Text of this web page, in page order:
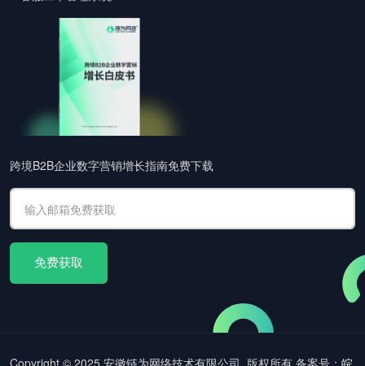
跨境B2B企业数字营销增长指南免费下载
Copyright © 2025 安徽链为网络技术有限公司. 版权所有 备案号： 皖